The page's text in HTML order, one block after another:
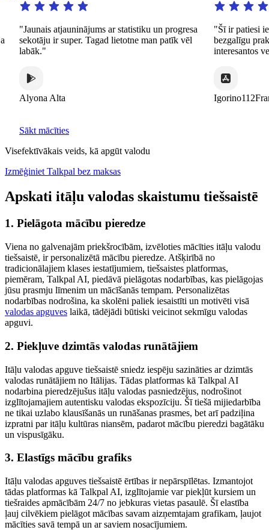
"Jaunais atjauninājums ar statistiku un progresa
sekotāju ir super. Tagad lietotne man patīk vēl
labāk."
Alyona Alta
"Šī ir patiesi
bezgalīgu
interesantos
Sākt mācīties
Visefektīvākais veids, kā apgūt valodu
Izmēģiniet Talkpal bez maksas
Apskati itāļu valodas skaistumu tiešsaistē
1. Pielāgota mācību pieredze
Viena no galvenajām priekšrocībām, izvēloties mācīties itāļu valodu
tiešsaistē, ir personalizētā mācību pieredze. Atšķirībā no
tradicionālajiem klases iestatījumiem, tiešsaistes platformas,
piemēram, Talkpal AI, piedāvā pielāgotas nodarbības, kas pielāgojas
jūsu prasmju līmenim un mācīšanās tempam. Personalizētas
nodarbības nodrošina, ka skolēni paliek iesaistīti un motivēti visā
valodas apguves laikā, tādējādi būtiski veicinot sekmīgu valodas
apguvi.
2. Piekļuve dzimtās valodas runātājiem
Itāļu valodas apguve tiešsaistē sniedz iespēju sazināties ar dzimtās
valodas runātājiem no Itālijas. Tādas platformas kā Talkpal AI
nodarbina pieredzējušus itāļu valodas pasniedzējus, nodrošinot
izglītojamajiem autentisku valodas ekspozīciju. Šī tiešā mijiedarbība
ne tikai uzlabo klausīšanās un runāšanas prasmes, bet arī padziļina
izpratni par itāļu kultūras niansēm, padarot mācību pieredzi bagātāku
un vispusīgāku.
3. Elastīgs mācību grafiks
Itāļu valodas apguves tiešsaistē ērtības ir nepārspīlētas. Izmantojot
tādas platformas kā Talkpal AI, izglītojamie var piekļūt kursiem un
tiešraides apmācībām 24/7 no jebkuras vietas pasaulē. Šī elastība
ļauj cilvēkiem pielāgot mācības savam aizņemtajam grafikam, ļaujot
mācīties savā tempā un ar saviem nosacījumiem.